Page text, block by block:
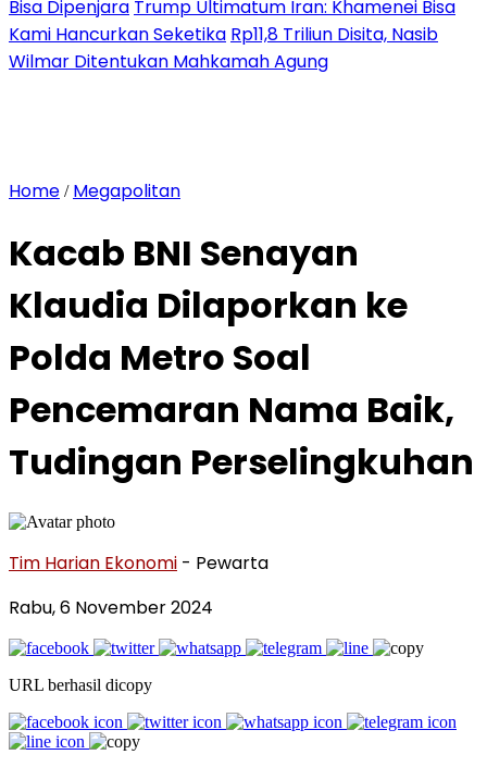
Bisa Dipenjara Trump Ultimatum Iran: Khamenei Bisa
Kami Hancurkan Seketika Rp11,8 Triliun Disita, Nasib
Wilmar Ditentukan Mahkamah Agung
Home / Megapolitan
Kacab BNI Senayan
Klaudia Dilaporkan ke
Polda Metro Soal
Pencemaran Nama Baik,
Tudingan Perselingkuhan
Tim Harian Ekonomi - Pewarta
Rabu, 6 November 2024
URL berhasil dicopy